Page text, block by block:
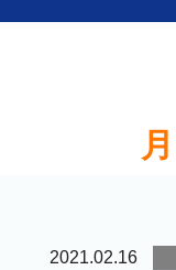
2021.02.16